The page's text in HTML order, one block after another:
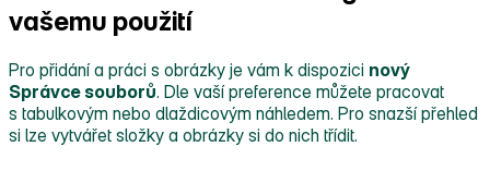
vašemu použití
Pro přidání a práci s obrázky je vám k dispozici nový
Správce souborů. Dle vaší preference můžete pracovat
s tabulkovým nebo dlaždicovým náhledem. Pro snazší přehled
si lze vytvářet složky a obrázky si do nich třídit.